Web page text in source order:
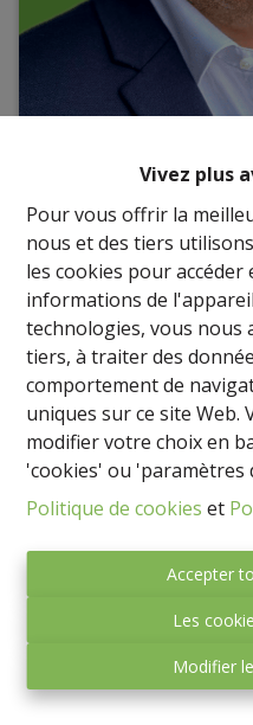
Vivez plus
Pour vous offrir la
nous et des tiers
les cookies pour
informations de
technologies, vous nous
tiers, à traiter des
comportement de
uniques sur ce site Web.
modifier votre choix en
'cookies' ou 'paramètres
Politique de cookies et
Accepter
Les
Modifier
David DEMEYER
+32 499 19.93.93